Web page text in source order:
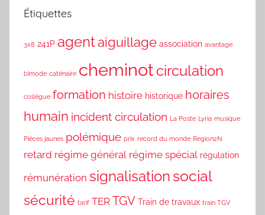
Étiquettes
3x8 241P agentaiguillage association avantage
bimode caténaire cheminotcirculation
collègue formation histoire historique horaires
humain incident circulation La Poste Lyria musique
Pièces jaunes polémique prix record du monde Region2N
retard régime général régime spécial régulation
rémunération signalisation social
sécurité tarif TER TGV Train de travaux train TGV